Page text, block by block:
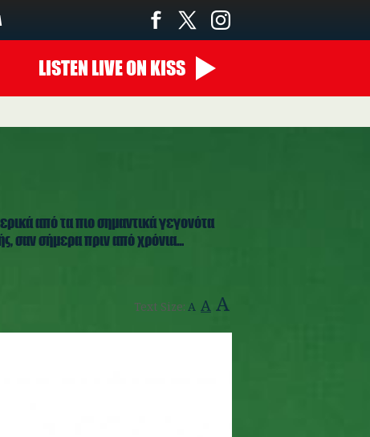
22:00 - 00:00
LISTEN LIVEON KISS
από τα πιο σημαντικά γεγονότα
σαν σήμερα πριν από χρόνια...
Text Size: A A A